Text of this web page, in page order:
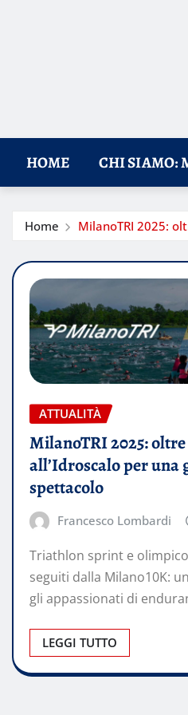
HOME CHI SIAMO:
Home MilanoTRI 2025:
ATTUALITÀ
MilanoTRI 2025:
all’Idroscalo per una
spettacolo
Francesco Lombardi
Triathlon sprint e
seguiti dalla Milano10K:
gli appassionati di
LEGGI TUTTO